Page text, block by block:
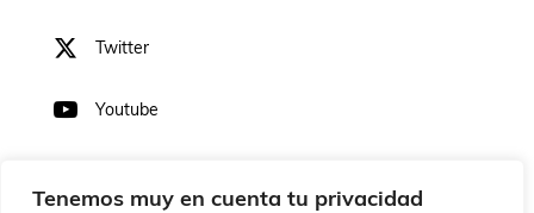
Tenemos muy en cuenta tu privacidad
Twitter
Youtube